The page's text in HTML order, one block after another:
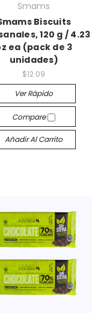
Smams
Biscuits
120 g / 4.23
ea (pack de 3
unidades)
$12.09
Ver Rápido
Compare
Añadir Al Carrito